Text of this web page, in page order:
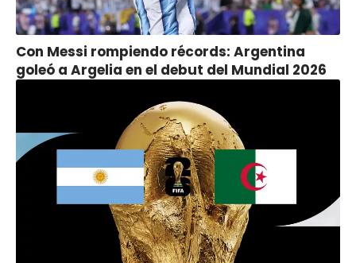
Con Messi rompiendo récords: Argentina
goleó a Argelia en el debut del Mundial 2026